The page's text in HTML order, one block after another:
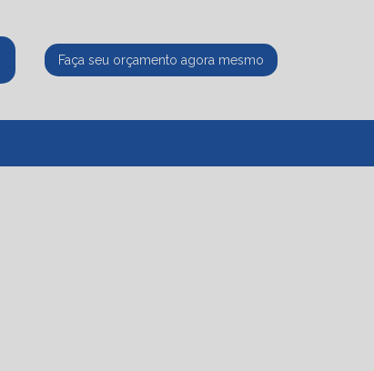
Faça seu orçamento agora mesmo